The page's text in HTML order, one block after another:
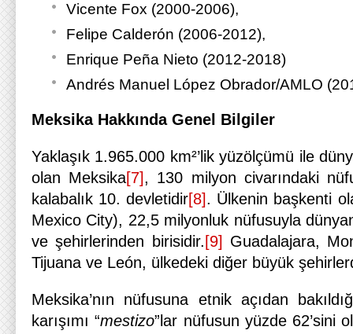
Vicente Fox (2000-2006),
Felipe Calderón (2006-2012),
Enrique Peña Nieto (2012-2018)
Andrés Manuel López Obrador/AMLO
Meksika Hakkında Genel Bilgiler
Yaklaşık 1.965.000 km²’lik yüzölçümü ile
olan Meksika[7], 130 milyon civarındaki
kalabalık 10. devletidir[8]. Ülkenin başkenti
Mexico City), 22,5 milyonluk nüfusuyla
ve şehirlerinden birisidir. [9] Guadalajara,
Tijuana ve León, ülkedeki diğer büyük
Meksika’nın nüfusuna etnik açıdan
karışımı “mestizo”lar nüfusun yüzde 62’sini